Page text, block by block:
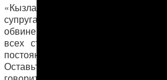
«Кызларгуль в отчаянии! Мало
супруга, а сын на долгие
обвинениям отправлен в тюрьму,
всех сторон, вызывают на
постоянно звонят и требуют
Оставьте в покое бедную